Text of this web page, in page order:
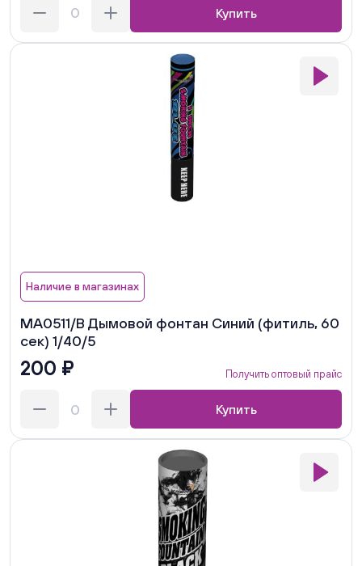
Купить
Наличие в магазинах
MA0511/В Дымовой фонтан Синий (фитиль, 60
сек) 1/40/5
200 ₽ Получить оптовый прайс
Купить